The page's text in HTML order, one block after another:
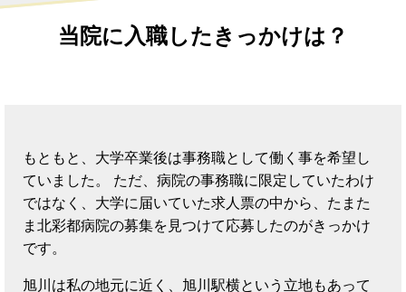
当院に入職したきっかけは？
もともと、大学卒業後は事務職として働く事を希望し
ていました。 ただ、病院の事務職に限定していたわけ
ではなく、大学に届いていた求人票の中から、たまた
ま北彩都病院の募集を見つけて応募したのがきっかけ
です。
旭川は私の地元に近く、旭川駅横という立地もあって